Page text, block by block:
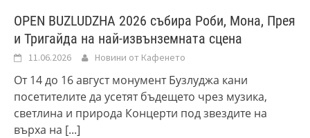
ОPEN BUZLUDZHA 2026 събира Роби, Мона, Прея
и Тригайда на най-извънземната сцена
11.06.2026 Новини от Кафенето
От 14 до 16 август монумент Бузлуджа кани
посетителите да усетят бъдещето чрез музика,
светлина и природа Концерти под звездите на
върха на [...]